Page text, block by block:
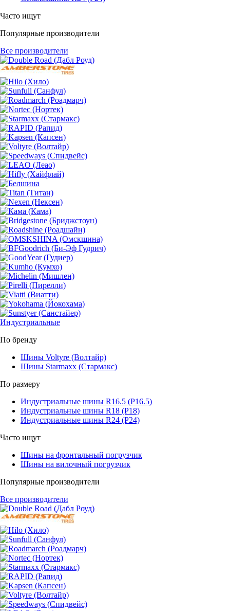
Часто ищут
Популярные производители
Все производители
Индустриальные
По бренду
Шины Voltyre (Волтайр)
Шины Starmaxx (Стармакс)
По размеру
Индустриальные шины R16.5 (Р16.5)
Индустриальные шины R18 (Р18)
Индустриальные шины R24 (Р24)
Часто ищут
Шины на фронтальный погрузчик
Шины на вилочный погрузчик
Популярные производители
Все производители